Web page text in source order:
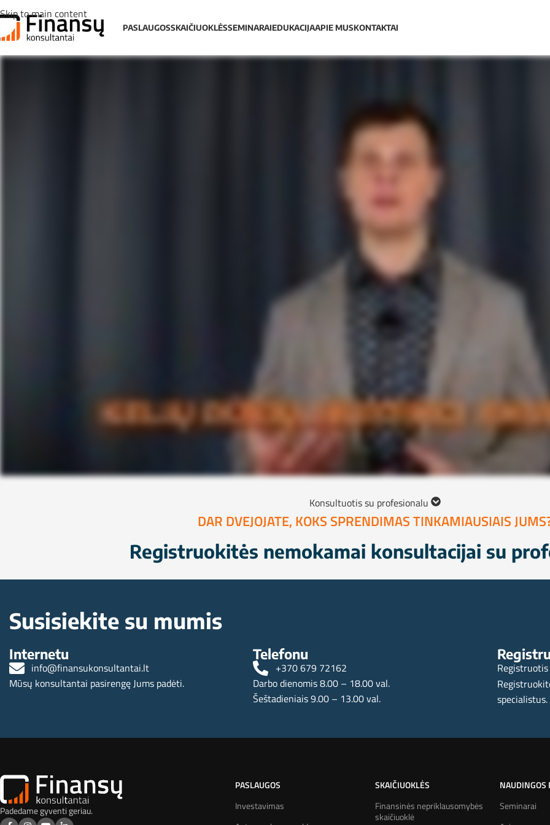
Skip to main content
PASLAUGOSSKAIČIUOKLĖSSEMINARAIEDUKACIJAAPIE MUSKONTAKTAI
Konsultuotis su profesionalu
DAR DVEJOJATE, KOKS SPRENDIMAS TINKAMIAUSIAIS
Registruokitės nemokamai konsultacijai su
Susisiekite su mumis
Internetu
info@finansukonsultantai.lt
Mūsų konsultantai pasirengę Jums padėti.
Telefonu
+370 679 72162
Darbo dienomis 8.00 – 18.00 val.
Šeštadieniais 9.00 – 13.00 val.
specialistus.
Padedame gyventi geriau.
PASLAUGOS
Investavimas
SKAIČIUOKLĖS
Finansinės nepriklausomybės
skaičiuoklė
NAUDINGOS
Seminarai